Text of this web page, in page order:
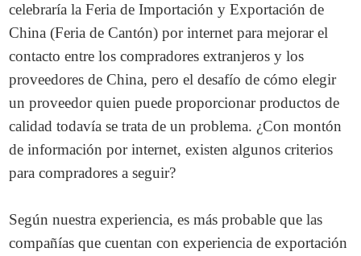
celebraría la Feria de Importación y Exportación de
China (Feria de Cantón) por internet para mejorar el
contacto entre los compradores extranjeros y los
proveedores de China, pero el desafío de cómo elegir
un proveedor quien puede proporcionar productos de
calidad todavía se trata de un problema. ¿Con montón
de información por internet, existen algunos criterios
para compradores a seguir?
Según nuestra experiencia, es más probable que las
compañías que cuentan con experiencia de exportación